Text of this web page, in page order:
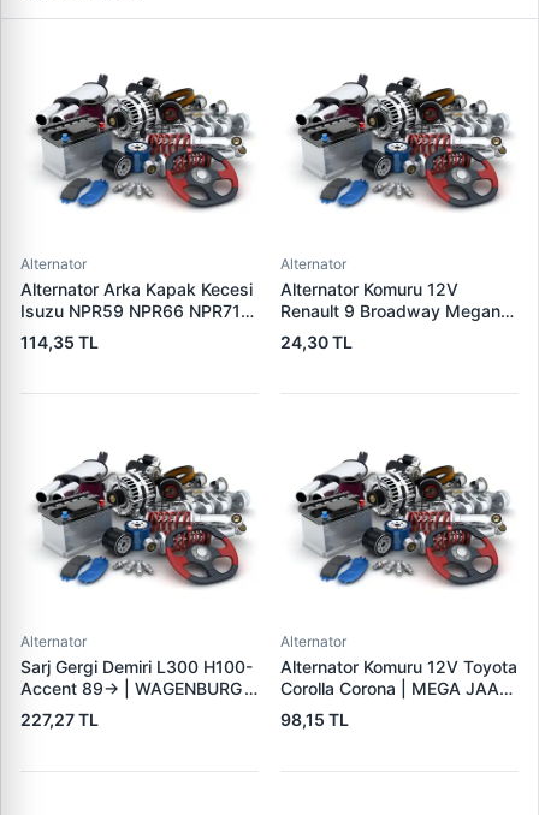
Alternator
Alternator Arka Kapak Kecesi
Isuzu NPR59 NPR66 NPR71
Nqr Nkr KS22 MD27 Turkuaz
15×32×7.5 | CDF 88310 |
114,35 TL
Alternator
Alternator Komuru 12V
Renault 9 Broadway Megane
Clio | SUNKI PX 60
24,30 TL
Alternator
Sarj Gergi Demiri L300 H100-
Accent 89-> | WAGENBURG
10234112 | OEM MD315409
37461-42000
227,27 TL
Alternator
Alternator Komuru 12V Toyota
Corolla Corona | MEGA JAAX
35 | OEM JAAX35
98,15 TL